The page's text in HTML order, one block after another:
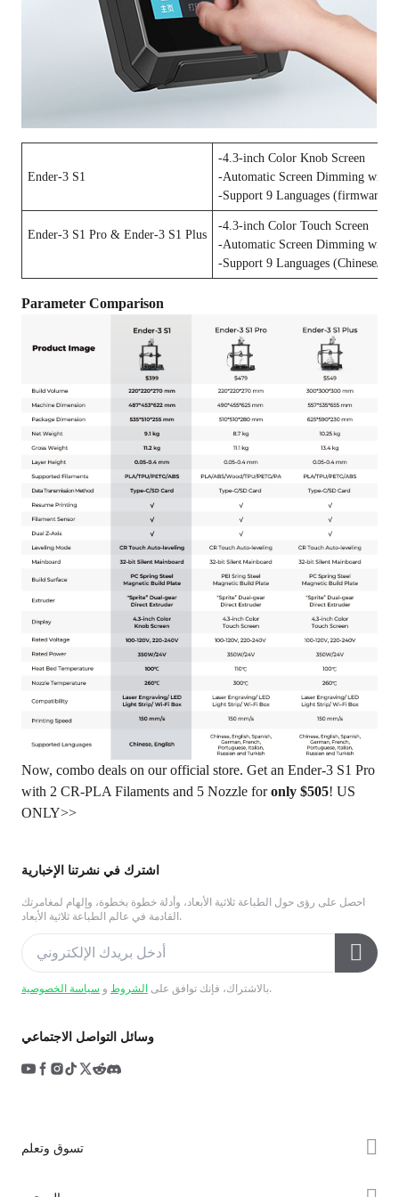
اشترك في نشرتنا الإخبارية
احصل على رؤى حول الطباعة ثلاثية الأبعاد، وأدلة خطوة بخطوة، وإلهام لمغامرتك
القادمة في عالم الطباعة ثلاثية الأبعاد.
بالاشتراك، فإنك توافق على الشروط و سياسة الخصوصية .
وسائل التواصل الاجتماعي
Ender-3 S1
-4.3-inch Color Knob Screen
-Automatic Screen Dimming
-Support 9 Languages (firmware to
Ender-3 S1 Pro & Ender-3 S1 Plus
-4.3-inch Color Touch Screen
-Automatic Screen Dimming
-Support 9 Languages (Chinese/
Parameter Comparison
Now, combo deals on our official store. Get an Ender-3 S1 Pro
with 2 CR-PLA Filaments and 5 Nozzle foronly $505! US
ONLY>>
تسوق وتعلم